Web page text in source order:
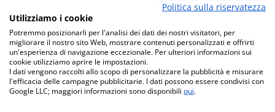
01015036
Produttore: Haas-Sohn
Prezzo normale:
42,55 €
Disponibile, tempi di consegna: 4-6 giorni
Dettagli
Politica sulla riservatezza
Utilizziamo i cookie
Potremmo posizionarli per l'analisi dei dati dei nostri visitatori, per
migliorare il nostro sito Web, mostrare contenuti personalizzati e offrirti
un'esperienza di navigazione eccezionale. Per ulteriori informazioni sui
cookie utilizziamo aprire le impostazioni.
I dati vengono raccolti allo scopo di personalizzare la pubblicità e misurare
l'efficacia delle campagne pubblicitarie. I dati possono essere condivisi con
Google LLC; maggiori informazioni sono disponibili qui.